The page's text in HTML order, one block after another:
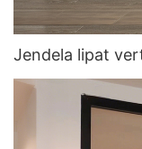
Jendela lipat